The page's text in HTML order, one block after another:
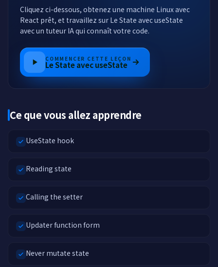
Cliquez ci-dessous, obtenez une machine Linux avec
React prêt, et travaillez sur Le State avec useState
avec un tuteur IA qui connaît votre code.
COMMENCER CETTE LEÇON
Le State avec useState
Ce que vous allez apprendre
UseState hook
Reading state
Calling the setter
Updater function form
Never mutate state